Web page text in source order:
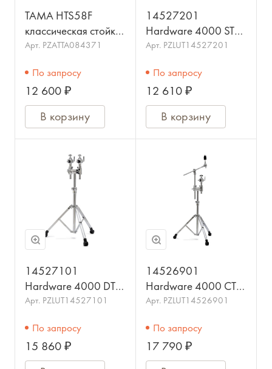
TAMA HTS58F
классическая стойка
под том.
Арт. PZATTA084371
По запросу
12 600 ₽
В корзину
14527201
Hardware 4000 STS
4000 Стойка для
SONOR
Арт. PZLUT14527201
По запросу
12 610 ₽
В корзину
14527101
Hardware 4000 DTS
Двойная стойка для
SONOR
Арт. PZLUT14527101
По запросу
15 860 ₽
14526901
Hardware 4000 CTS
4000 Стойка для
тарелки, SONOR
Арт. PZLUT14526901
По запросу
17 790 ₽